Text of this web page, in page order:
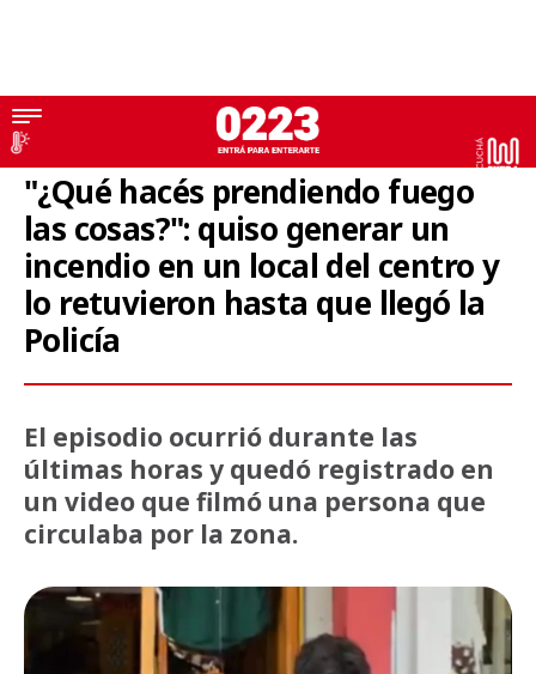
Video
"¿Qué hacés prendiendo fuego
las cosas?": quiso generar un
incendio en un local del centro y
lo retuvieron hasta que llegó la
Policía
El episodio ocurrió durante las
últimas horas y quedó registrado en
un video que filmó una persona que
circulaba por la zona.